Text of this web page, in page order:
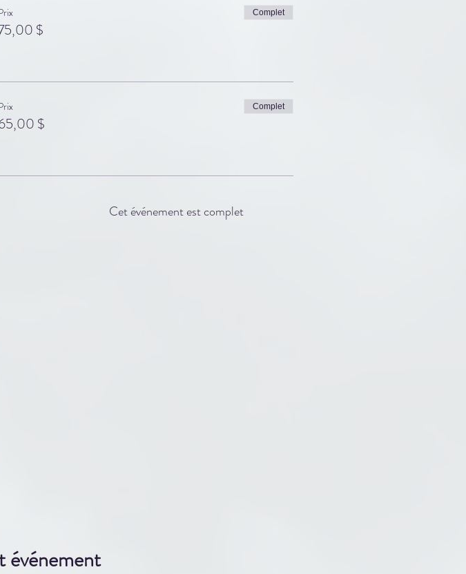
$
Complet
$
Complet
Cet événement est complet
événement